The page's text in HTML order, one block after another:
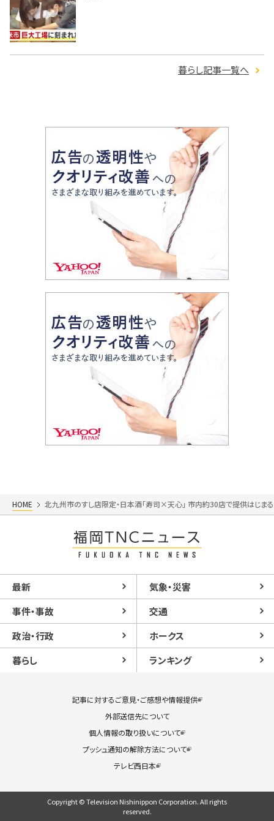
暮らし記事一覧へ
HOME 北九州市のすし店限定・日本酒「寿司×天心」 市内約30店で提供はじ
最新
気象・災害
事件・事故
交通
政治・行政
ホークス
暮らし
ランキング
記事に対するご意見・ご感想や情報提供
外部送信先について
個人情報の取り扱いについて
プッシュ通知の解除方法について
テレビ西日本
Copyright © Television Nishinippon Corporation. All rights
reserved.